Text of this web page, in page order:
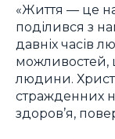
«Життя — це
поділився з
давніх часів
можливостей,
людини.
стражденних
здоров’я,